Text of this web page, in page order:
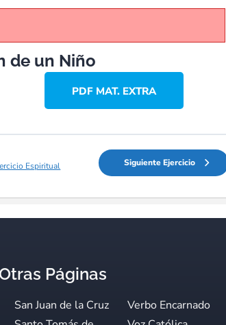
de un Niño
PDF MAT. EXTRA
Espiritual Siguiente Ejercicio
Páginas
San Juan de la Cruz
Verbo Encarnado